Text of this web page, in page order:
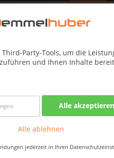
Party-Tools, um die
und Ihnen Inhalte
Alle akzeptieren
Alle ablehnen
jederzeit in Ihren
wird das Rasenmähen
iMow